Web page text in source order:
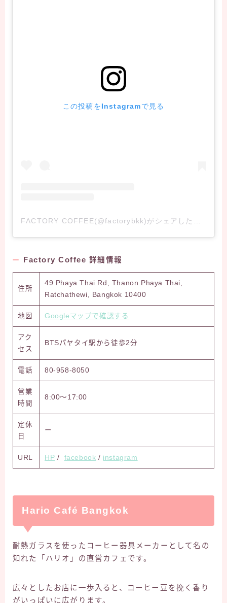
この投稿をInstagramで見る
Factory Coffee 詳細情報
住所
49 Phaya Thai Rd, Thanon Phaya Thai,
Ratchathewi, Bangkok 10400
地図 Googleマップで確認する
アク
セス
BTSパヤタイ駅から徒歩2分
電話 80-958-8050
営業
時間
8:00～17:00
定休
日
ー
URL HP / facebook / instagram
Hario Café Bangkok
耐熱ガラスを使ったコーヒー器具メーカーとして名の
知れた「ハリオ」の直営カフェです。
広々としたお店に一歩入ると、コーヒー豆を挽く香り
がいっぱいに広がります。